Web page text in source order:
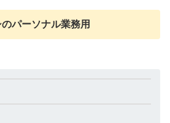
パーソナル業務用